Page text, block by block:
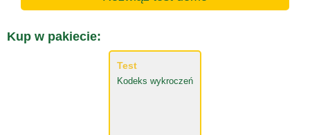
Kup w pakiecie:
Test
Kodeks wykroczeń